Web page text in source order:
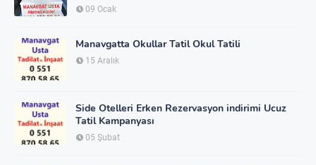
09 Ocak
Manavgatta Okullar Tatil Okul Tatili
15 Aralık
Side Otelleri Erken Rezervasyon indirimi Ucuz
Tatil Kampanyası
05 Şubat